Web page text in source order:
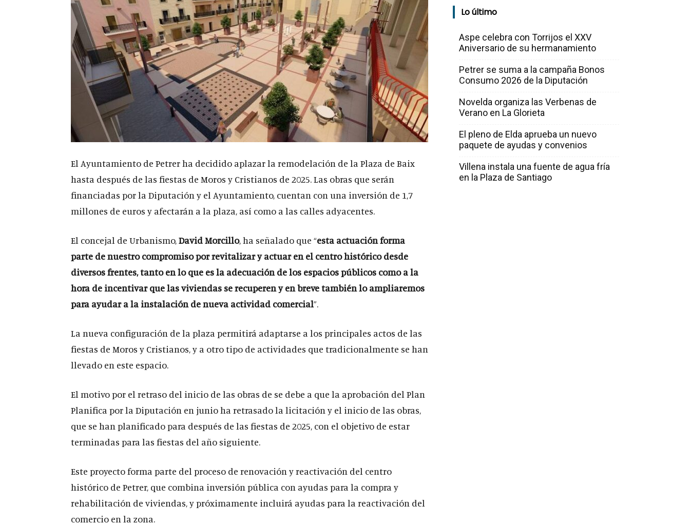
El Ayuntamiento de Petrer ha decidido aplazar la remodelación de la Plaza de Baix
hasta después de las fiestas de Moros y Cristianos de 2025. Las obras que serán
financiadas por la Diputación y el Ayuntamiento, cuentan con una inversión de 1,7
millones de euros y afectarán a la plaza, así como a las calles adyacentes.
El concejal de Urbanismo,David Morcillo, ha señalado que “esta actuación forma
parte de nuestro compromiso por revitalizar y actuar en el centro histórico desde
diversos frentes, tanto en lo que es la adecuación de los espacios públicos como a la
hora de incentivar que las viviendas se recuperen y en breve también lo ampliaremos
para ayudar a la instalación de nueva actividad comercial”.
La nueva configuración de la plaza permitirá adaptarse a los principales actos de las
fiestas de Moros y Cristianos, y a otro tipo de actividades que tradicionalmente se han
llevado en este espacio.
El motivo por el retraso del inicio de las obras de se debe a que la aprobación del Plan
Planifica por la Diputación en junio ha retrasado la licitación y el inicio de las obras,
que se han planificado para después de las fiestas de 2025, con el objetivo de estar
terminadas para las fiestas del año siguiente.
Este proyecto forma parte del proceso de renovación y reactivación del centro
histórico de Petrer, que combina inversión pública con ayudas para la compra y
rehabilitación de viviendas, y próximamente incluirá ayudas para la reactivación del
comercio en la zona.
Lo último
Aspe celebra con Torrijos el XXV
Aniversario de su hermanamiento
Petrer se suma a la campaña Bonos
Consumo 2026 de la Diputación
Novelda organiza las Verbenas de
Verano en La Glorieta
El pleno de Elda aprueba un nuevo
paquete de ayudas y convenios
Villena instala una fuente de agua fría
en la Plaza de Santiago